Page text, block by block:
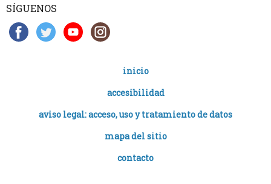
SÍGUENOS
inicio
accesibilidad
aviso legal: acceso, uso y tratamiento de datos
mapa del sitio
contacto